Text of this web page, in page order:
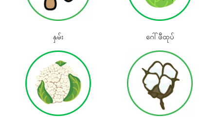
နှမ်း ‌‌‌ဂေါ်ဖီထုပ်